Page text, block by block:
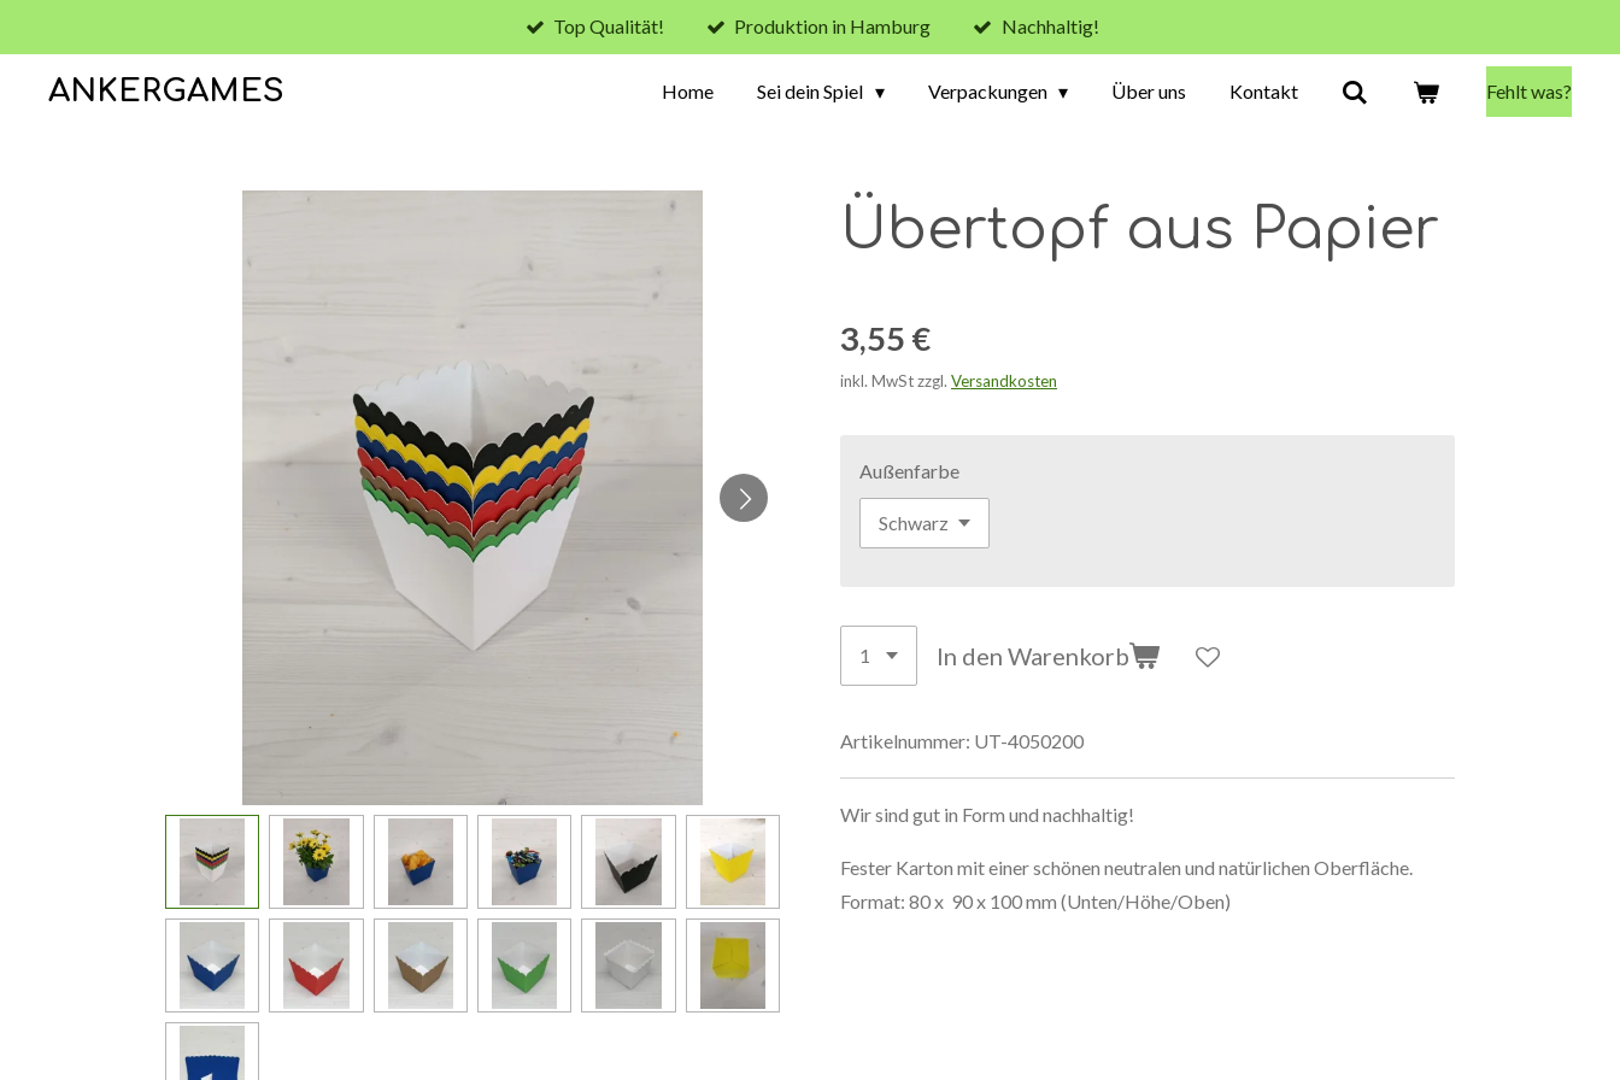
Hauptinhalt
springen
Top Qualität! Produktion in Hamburg Nachhaltig!
ANKERGAMES Home Sei dein Spiel Verpackungen Über uns Kontakt Fehlt was?
Übertopf aus Papier
3,55 €
inkl. MwSt zzgl. Versandkosten
Außenfarbe
In den Warenkorb
Artikelnummer: UT-4050200
Wir sind gut in Form und nachhaltig!
Fester Karton mit einer schönen neutralen und natürlichen Oberfläche.
Format: 80 x 90 x 100 mm (Unten/Höhe/Oben)